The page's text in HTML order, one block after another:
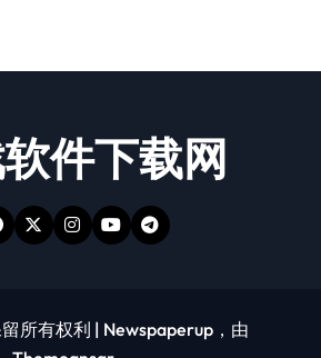
件下载网
所有权利 | Newspaperup ，由